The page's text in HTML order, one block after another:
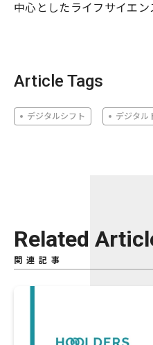
中心としたライフサイエン
Article Tags
デジタルシフト デジタル
Related
関連記事